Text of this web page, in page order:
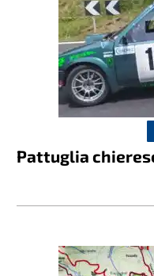
Pattuglia